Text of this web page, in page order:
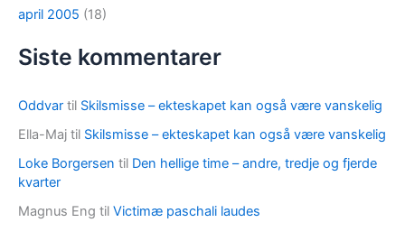
april 2005 (18)
Siste kommentarer
Oddvar til Skilsmisse – ekteskapet kan også være vanskelig
Ella-Maj til Skilsmisse – ekteskapet kan også være vanskelig
Loke Borgersen til Den hellige time – andre, tredje og fjerde
kvarter
Magnus Eng til Victimæ paschali laudes